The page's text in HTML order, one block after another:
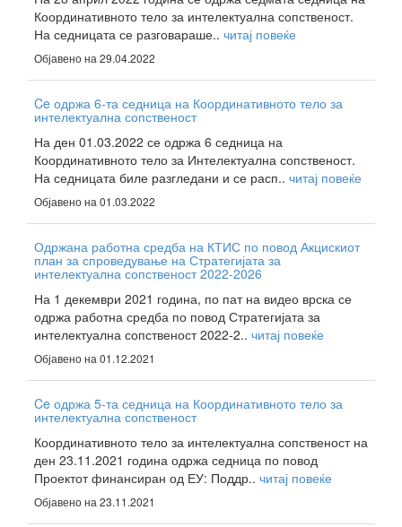
Координативното тело за интелектуална сопственост.
На седницата се разговараше.. читај повеќе
Објавено на 29.04.2022
Ce одржа 6-та седница на Координативното тело за
интелектуална сопственост
На ден 01.03.2022 се одржа 6 седница на
Координативното тело за Интелектуална сопственост.
На седницата биле разгледани и се расп.. читај повеќе
Објавено на 01.03.2022
Одржана работна средба на КТИС по повод Акцискиот
план за спроведување на Стратегијата за
интелектуална сопственост 2022-2026
На 1 декември 2021 година, по пат на видео врска се
одржа работна средба по повод Стратегијата за
интелектуална сопственост 2022-2.. читај повеќе
Објавено на 01.12.2021
Ce одржа 5-та седница на Координативното тело за
интелектуална сопственост
Координативното тело за интелектуална сопственост на
ден 23.11.2021 година одржа седница по повод
Проектот финансиран од ЕУ: Поддр.. читај повеќе
Објавено на 23.11.2021